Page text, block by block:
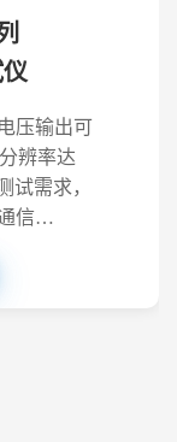
压输出可
辨率达
试需求，
信…